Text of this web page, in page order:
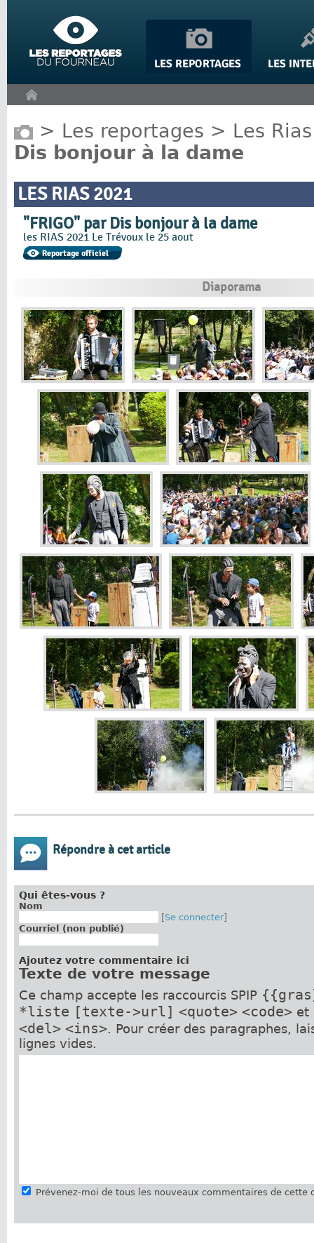
> Les reportages > Les Rias
Dis bonjour à la dame
LES RIAS 2021
"FRIGO" par Dis bonjour à la dame
les RIAS 2021 Le Trévoux le 25 aout
Diaporama
Répondre à cet article
Qui êtes-vous ?
Nom
[Se connecter]
Courriel (non publié)
Ajoutez votre commentaire ici
Texte de votre message
Ce champ accepte les raccourcis SPIP
*liste [texte->url] <quote> <code>et
<del> <ins>. Pour créer des paragraphes,
lignes vides.
Prévenez-moi de tous les nouveaux commentaires de cette